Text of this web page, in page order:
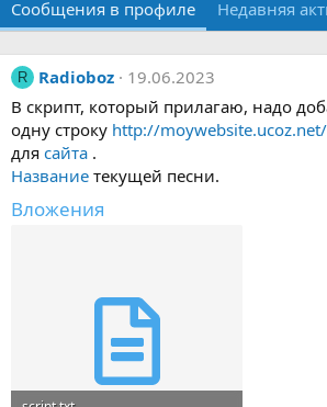
Сообщения в профиле Недавняя
R Radioboz
19.06.2023
В скрипт, который прилагаю, надо
одну строку http://
для сайта .
Название текущей песни.
Вложения